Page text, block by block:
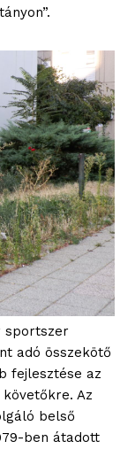
sportszer
adó összekötő
fejlesztése az
Az
belső
ben átadott